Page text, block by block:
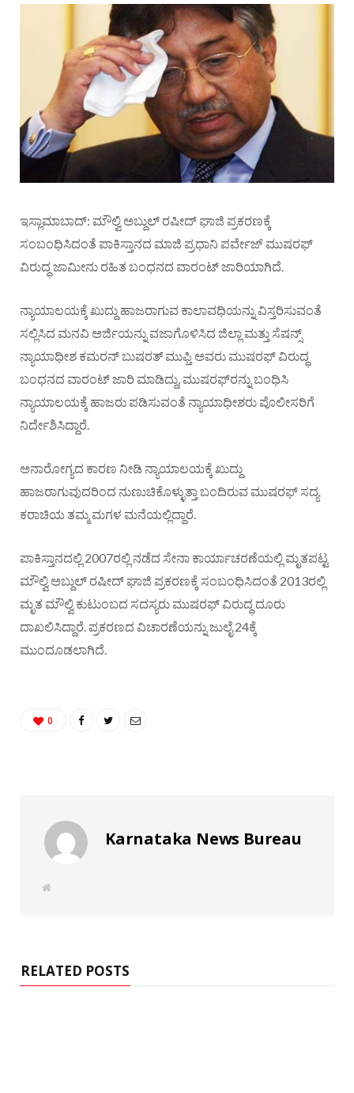
ಇಸ್ಲಾಮಾಬಾದ್: ಮೌಲ್ವಿ ಅಬ್ದುಲ್‌ ರಷೀದ್‌ ಘಾಜಿ ಪ್ರಕರಣಕ್ಕೆ
ಸಂಬಂಧಿಸಿದಂತೆ ಪಾಕಿಸ್ತಾನದ ಮಾಜಿ ಪ್ರಧಾನಿ ಪರ್ವೇಜ್‌ ಮುಷರಫ್‌
ವಿರುದ್ಧ ಜಾಮೀನು ರಹಿತ ಬಂಧನದ ವಾರಂಟ್‌ ಜಾರಿಯಾಗಿದೆ.
ನ್ಯಾಯಾಲಯಕ್ಕೆ ಖುದ್ದು ಹಾಜರಾಗುವ ಕಾಲಾವಧಿಯನ್ನು ವಿಸ್ತರಿಸುವಂತೆ
ಸಲ್ಲಿಸಿದ ಮನವಿ ಅರ್ಜಿಯನ್ನು ವಜಾಗೊಳಿಸಿದ ಜಿಲ್ಲಾ ಮತ್ತು ಸೆಷನ್ಸ್‌
ನ್ಯಾಯಾಧೀಶ ಕಮರನ್‌ ಬುಷರತ್‌ ಮುಫ್ತಿ ಅವರು ಮುಷರಫ್‌ ವಿರುದ್ಧ
ಬಂಧನದ ವಾರಂಟ್‌ ಜಾರಿ ಮಾಡಿದ್ದು, ಮುಷರಫ್‌ರನ್ನು ಬಂಧಿಸಿ
ನ್ಯಾಯಾಲಯಕ್ಕೆ ಹಾಜರು ಪಡಿಸುವಂತೆ ನ್ಯಾಯಾಧೀಶರು ಪೊಲೀಸರಿಗೆ
ನಿರ್ದೇಶಿಸಿದ್ದಾರೆ.
ಅನಾರೋಗ್ಯದ ಕಾರಣ ನೀಡಿ ನ್ಯಾಯಾಲಯಕ್ಕೆ ಖುದ್ದು
ಹಾಜರಾಗುವುದರಿಂದ ನುಣುಚಿಕೊಳ್ಳುತ್ತಾ ಬಂದಿರುವ ಮುಷರಫ್ ಸದ್ಯ
ಕರಾಚಿಯ ತಮ್ಮ ಮಗಳ ಮನೆಯಲ್ಲಿದ್ದಾರೆ.
ಪಾಕಿಸ್ತಾನದಲ್ಲಿ 2007ರಲ್ಲಿ ನಡೆದ ಸೇನಾ ಕಾರ್ಯಾಚರಣೆಯಲ್ಲಿ ಮೃತಪಟ್ಟ
ಮೌಲ್ವಿ ಅಬ್ದುಲ್ ರಷೀದ್ ಘಾಜಿ ಪ್ರಕರಣಕ್ಕೆ ಸಂಬಂಧಿಸಿದಂತೆ 2013ರಲ್ಲಿ
ಮೃತ ಮೌಲ್ವಿ ಕುಟುಂಬದ ಸದಸ್ಯರು ಮುಷರಫ್‌ ವಿರುದ್ಧ ದೂರು
ದಾಖಲಿಸಿದ್ದಾರೆ. ಪ್ರಕರಣದ ವಿಚಾರಣೆಯನ್ನು ಜುಲೈ 24ಕ್ಕೆ
ಮುಂದೂಡಲಾಗಿದೆ.
0
Karnataka News Bureau
W
RELATED POSTS